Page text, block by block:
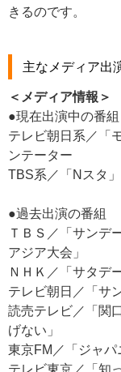
きるのです。
主なメディア出
＜メディア情報＞
●現在出演中の番組
テレビ朝日系／「
ンテーター
TBS系／「Nスタ
●過去出演の番組
ＴＢＳ／「サンデ
アジア大会」
ＮＨＫ／「サタデ
テレビ朝日／「サ
読売テレビ／「関
げない」
東京FM／「ジャパ
テレビ東京／「知